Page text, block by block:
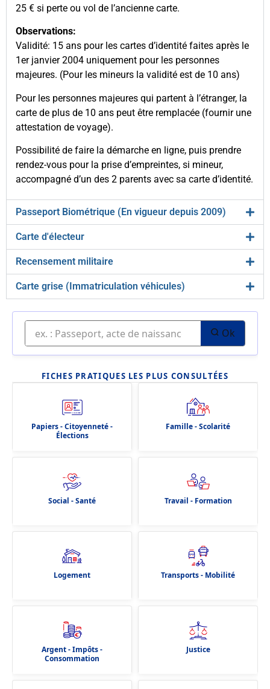
25 € si perte ou vol de l’ancienne carte.
Observations:
Validité: 15 ans pour les cartes d’identité faites après le
1er janvier 2004 uniquement pour les personnes
majeures. (Pour les mineurs la validité est de 10 ans)
Pour les personnes majeures qui partent à l’étranger, la
carte de plus de 10 ans peut être remplacée (fournir une
attestation de voyage).
Possibilité de faire la démarche en ligne, puis prendre
rendez-vous pour la prise d’empreintes, si mineur,
accompagné d’un des 2 parents avec sa carte d’identité.
Passeport Biométrique (En vigueur depuis 2009)
Carte d'électeur
Recensement militaire
Carte grise (Immatriculation véhicules)
Ok
FICHES PRATIQUES LES PLUS CONSULTÉES
Papiers - Citoyenneté -
Élections
Famille - Scolarité
Social - Santé Travail - Formation
Logement Transports - Mobilité
Argent - Impôts -
Consommation
Justice